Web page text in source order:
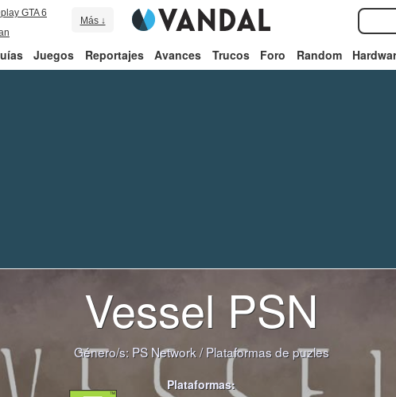
GTA 6
Más ↓
Juegos Reportajes Avances Trucos Foro Random
Vessel PSN
Género/s: PS Network/Plataformas de puzles
Plataformas: